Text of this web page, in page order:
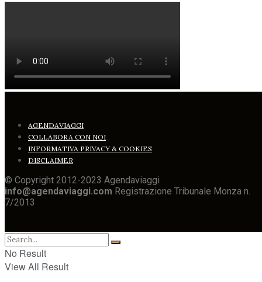
AGENDAVIAGGI
COLLABORA CON NOI
INFORMATIVA PRIVACY & COOKIES
DISCLAIMER
© Copyright 2012-2023 Agendaviaggi
info@agendaviaggi.com Registrazione Tribunale Monza n.
7/2013
No Result
View All Result